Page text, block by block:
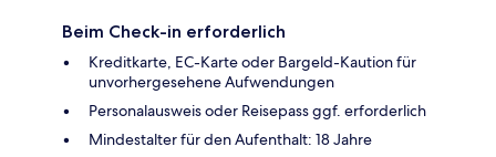
Beim Check-in erforderlich
Kreditkarte, EC-Karte oder Bargeld-Kaution für
unvorhergesehene Aufwendungen
Personalausweis oder Reisepass ggf. erforderlich
Mindestalter für den Aufenthalt: 18 Jahre